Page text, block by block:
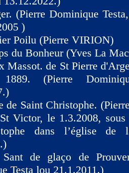
(Pierre Dominique
)
Poilu (Pierre VIRION)
du Bonheur (Yves La
Massot. de St Pierre
(Pierre
de Saint Christophe.
Victor, le 1.3.2008,
dans l’église de
de glaço de
Testa lou 21.1.2011.)